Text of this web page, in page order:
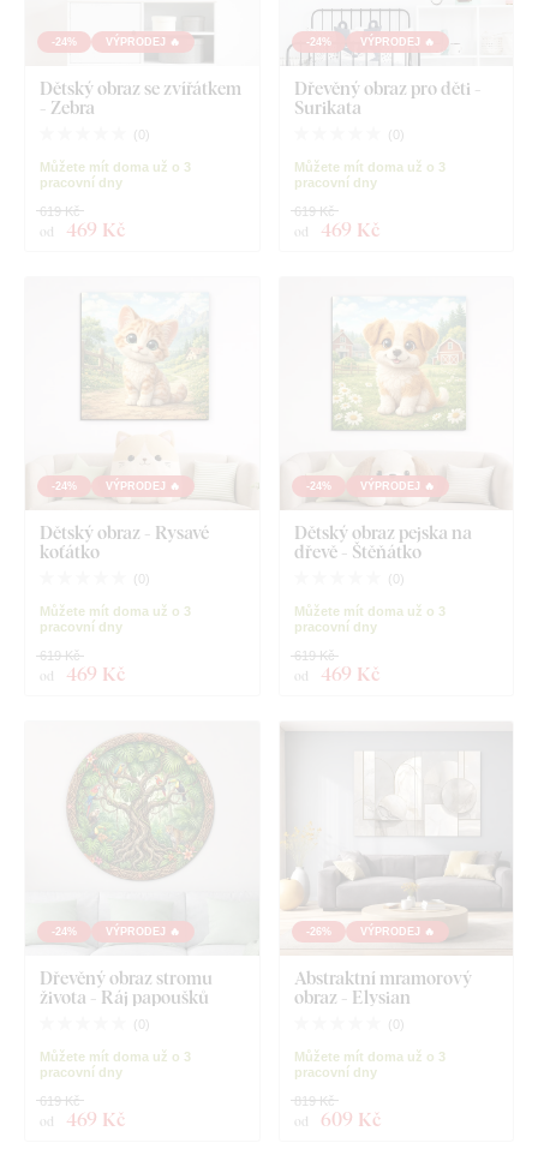
-24% VÝPRODEJ 🔥
Dětský obraz se zvířátkem
- Zebra
( 0)
Můžete mít doma už o 3
pracovní dny
od 469 Kč
619 Kč
-24% VÝPRODEJ 🔥
Dřevěný obraz pro děti -
Surikata
( 0)
Můžete mít doma už o 3
pracovní dny
od 469 Kč
619 Kč
-24% VÝPRODEJ 🔥
Dětský obraz - Rysavé
koťátko
( 0 )
Můžete mít doma už o 3
pracovní dny
od 469 Kč
619 Kč
-24% VÝPRODEJ 🔥
Dětský obraz pejska na
dřevě - Štěňátko
( 0 )
Můžete mít doma už o 3
pracovní dny
od 469 Kč
619 Kč
-24% VÝPRODEJ 🔥
Dřevěný obraz stromu
života - Ráj papoušků
( 0)
Můžete mít doma už o 3
pracovní dny
od 469 Kč
619 Kč
-26% VÝPRODEJ 🔥
Abstraktní mramorový
obraz - Elysian
( 0)
Můžete mít doma už o 3
pracovní dny
od 609 Kč
819 Kč